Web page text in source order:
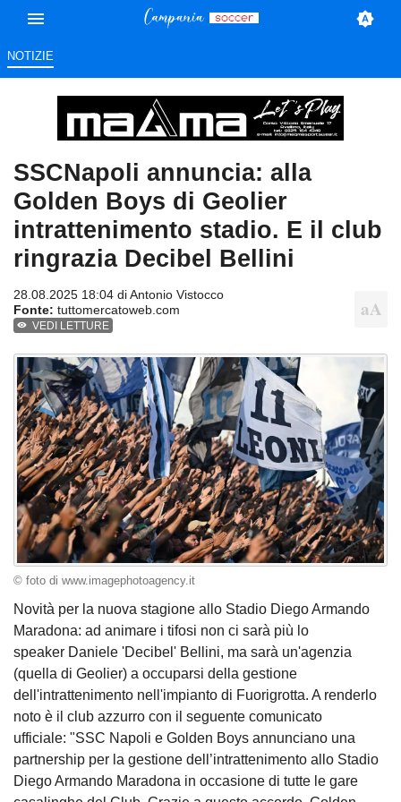
NOTIZIE
SSCNapoli annuncia: alla
Golden Boys di Geolier
intrattenimento stadio. E il club
ringrazia Decibel Bellini
28.08.2025 18:04 diAntonio Vistocco
Fonte: tuttomercatoweb.com
VEDI LETTURE
© foto di www.imagephotoagency.it
Novità per la nuova stagione allo Stadio Diego Armando
Maradona: ad animare i tifosi non ci sarà più lo
speaker Daniele 'Decibel' Bellini, ma sarà un'agenzia
(quella di Geolier) a occuparsi della gestione
dell'intrattenimento nell'impianto di Fuorigrotta. A renderlo
noto è il club azzurro con il seguente comunicato
ufficiale: "SSC Napoli e Golden Boys annunciano una
partnership per la gestione dell’intrattenimento allo Stadio
Diego Armando Maradona in occasione di tutte le gare